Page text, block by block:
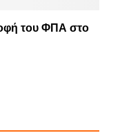
του ΦΠΑ στο